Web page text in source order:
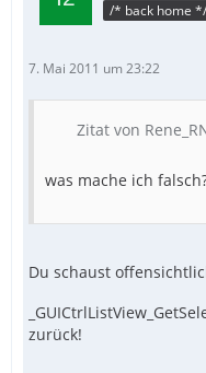
/* back home */
7. Mai 2011 um 23:22
Zitat von
was mache ich
Du schaust
zurück!